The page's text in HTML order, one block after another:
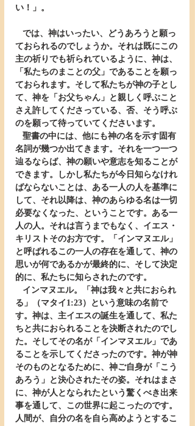
い！」。
ておられるのでしょうか。それは既にこの
主の祈りでも祈られているように、神は、
「私たちのまことの父」であることを願っ
ておられます。そして私たちが神の子とし
て、神を「お父ちゃん」と親しく呼ぶこと
さえ許してくださっている、否、そう呼ぶ
のを願って待っていてくださいます。
名詞が幾つか出てきます。それを一つ一つ
辿るならば、神の願いや意志を知ることが
できます。しかし私たちが今日知らなけれ
ばならないことは、ある一人の人を基準に
して、それ以降は、神のあらゆる名は一切
必要なくなった、ということです。ある一
人の人。それは言うまでもなく、イエス・
キリストそのお方です。「インマヌエル」
と呼ばれるこの一人の存在を通して、神の
思いが何であるかが最終的に、そして決定
的に、私たちに知らされたのです。
る」（マタイ1:23）という意味の名前で
す。神は、主イエスの誕生を通して、私た
ちと共におられることを決断されたのでし
た。そしてその名が「インマヌエル」であ
ることを示してくださったのです。神が神
そのものとなるために、神ご自身が「こう
あろう」と決心されたその姿。それはまさ
に、神が人となられたという驚くべき出来
事を通して、この世界に起こったのです。
人間が、自分の名を自ら高めようとするこ